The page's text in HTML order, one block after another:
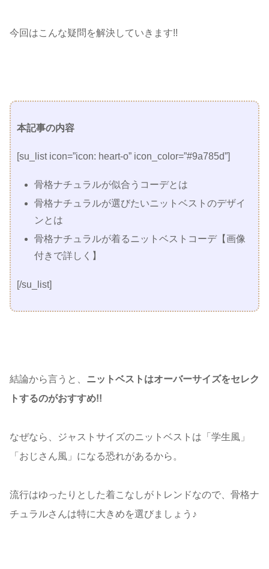
今回はこんな疑問を解決していきます!!
本記事の内容
[su_list icon=”icon: heart-o” icon_color=”#9a785d”]
骨格ナチュラルが似合うコーデとは
骨格ナチュラルが選びたいニットベストのデザイ
ンとは
骨格ナチュラルが着るニットベストコーデ【画像
付きで詳しく】
[/su_list]
結論から言うと、 ニットベストはオーバーサイズをセレク
トするのがおすすめ!!
なぜなら、ジャストサイズのニットベストは「学生風」
「おじさん風」になる恐れがあるから。
流行はゆったりとした着こなしがトレンドなので、骨格ナ
チュラルさんは特に大きめを選びましょう♪